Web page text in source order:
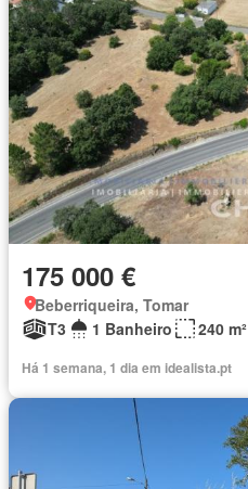
175 000 €
Beberriqueira, Tomar
T3
1 Banheiro 240 m²
Há 1 semana, 1 dia em idealista.pt